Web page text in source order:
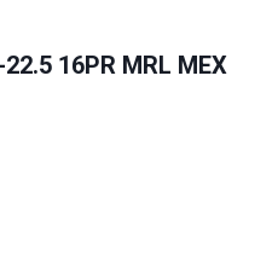
16PR MRL MEX